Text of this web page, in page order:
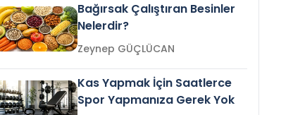
Bağırsak Çalıştıran Besinler
Nelerdir?
Zeynep GÜÇLÜCAN
Kas Yapmak İçin Saatlerce
Spor Yapmanıza Gerek Yok